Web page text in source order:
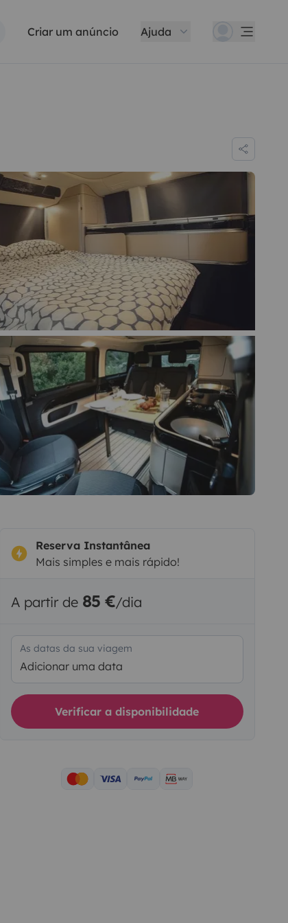
Criar um anúncio Ajuda
Reserva Instantânea
Mais simples e mais rápido!
A partir de 85 €/dia
As datas da sua viagem
Adicionar uma data
Verificar a disponibilidade